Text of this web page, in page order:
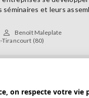
séminaires et leurs
Benoît Maleplate
Tirancourt (80)
on respecte votre vie